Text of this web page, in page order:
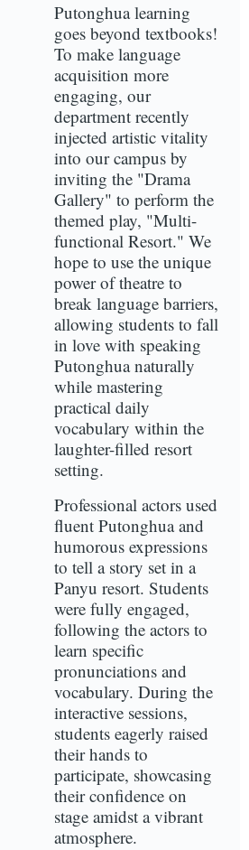
Putonghua learning
goes beyond textbooks!
To make language
acquisition more
engaging, our
department recently
injected artistic vitality
into our campus by
inviting the "Drama
Gallery" to perform the
themed play, "Multi-
functional Resort." We
hope to use the unique
power of theatre to
break language barriers,
allowing students to fall
in love with speaking
Putonghua naturally
while mastering
practical daily
vocabulary within the
laughter-filled resort
setting.
Professional actors used
fluent Putonghua and
humorous expressions
to tell a story set in a
Panyu resort. Students
were fully engaged,
following the actors to
learn specific
pronunciations and
vocabulary. During the
interactive sessions,
students eagerly raised
their hands to
participate, showcasing
their confidence on
stage amidst a vibrant
atmosphere.